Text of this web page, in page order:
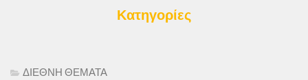
Κατηγορίες
ΔΙΕΘΝΗ ΘΕΜΑΤΑ